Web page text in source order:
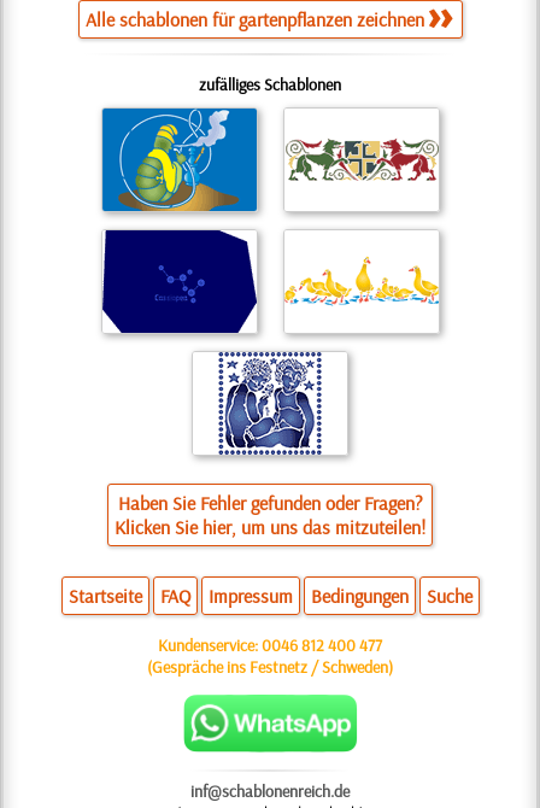
Alle schablonen für gartenpflanzen zeichnen
zufälliges Schablonen
Haben Sie Fehler gefunden oder Fragen?
Klicken Sie hier, um uns das mitzuteilen!
Startseite FAQ Impressum Bedingungen Suche
Kundenservice:0046 812 400 477
(Gespräche ins Festnetz / Schweden)
inf@schablonenreich.de